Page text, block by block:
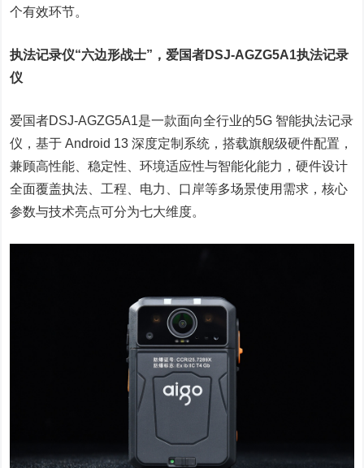
个有效环节。
执法记录仪“六边形战士”，爱国者DSJ-AGZG5A1执法记录
仪
爱国者DSJ-AGZG5A1是一款面向全行业的5G 智能执法记录
仪，基于 Android 13 深度定制系统，搭载旗舰级硬件配置，
兼顾高性能、稳定性、环境适应性与智能化能力，硬件设计
全面覆盖执法、工程、电力、口岸等多场景使用需求，核心
参数与技术亮点可分为七大维度。